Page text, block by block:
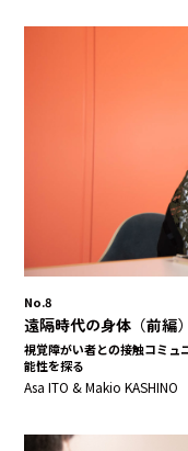
No.8
遠隔時代の身体（前編）
視覚障がい者との接触コミュ
能性を探る
Asa ITO & Makio KASHINO